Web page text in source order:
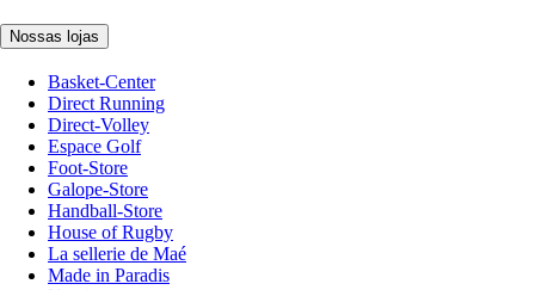
Nossas lojas
Basket-Center
Direct Running
Direct-Volley
Espace Golf
Foot-Store
Galope-Store
Handball-Store
House of Rugby
La sellerie de Maé
Made in Paradis